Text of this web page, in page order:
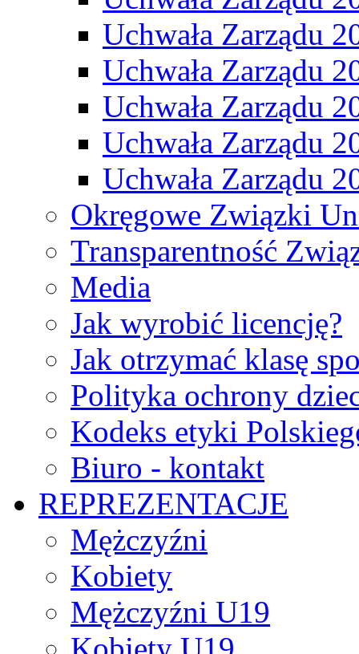
Uchwała Zarządu
Uchwała Zarządu
Uchwała Zarządu
Uchwała Zarządu
Uchwała Zarządu
Okręgowe Związki
Transparentność
Media
Jak wyrobić licencję?
Jak otrzymać klasę
Polityka ochrony
Kodeks etyki
Biuro - kontakt
REPREZENTACJE
Mężczyźni
Kobiety
Mężczyźni U19